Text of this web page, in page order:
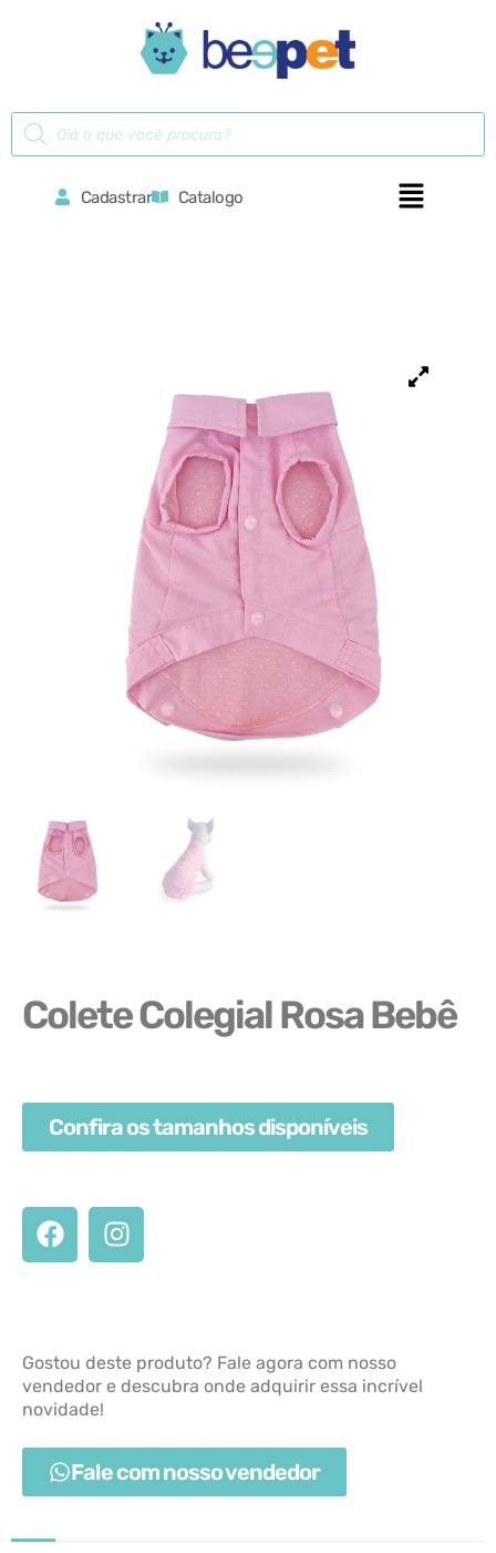
Cadastrar Catalogo
Colete Colegial Rosa Bebê
Confira os tamanhos disponíveis
Gostou deste produto? Fale agora com nosso
vendedor e descubra onde adquirir essa incrível
novidade!
Fale com nosso vendedor